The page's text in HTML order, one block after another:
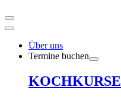
Über uns
Termine buchen
KOCHKURSE